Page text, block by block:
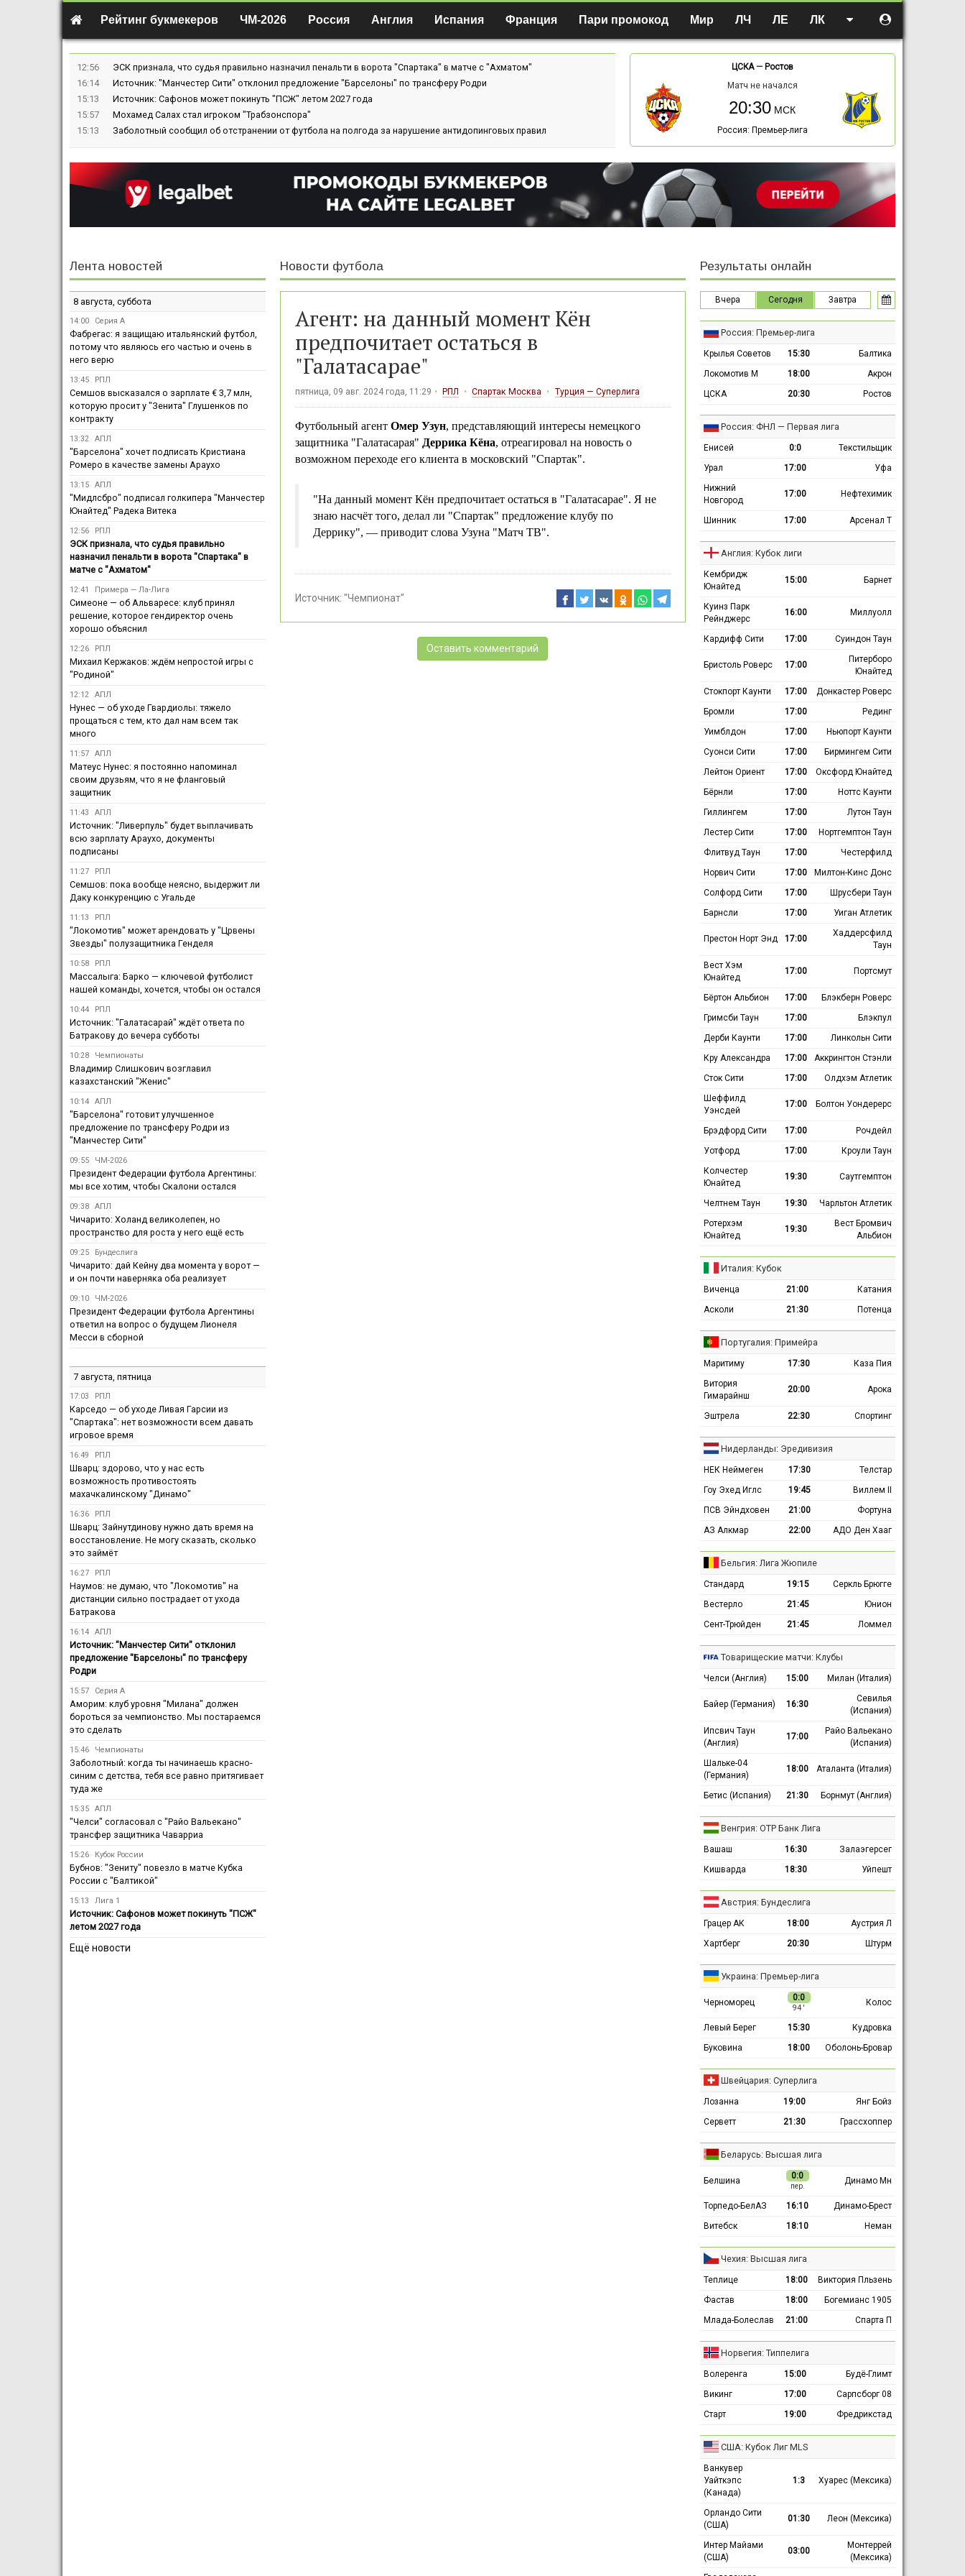
Рейтинг букмекеров ЧМ-2026 Россия Англия Испания Франция Пари промокод Мир ЛЧ ЛЕ ЛК
12:56
ЭСК признала, что судья правильно назначил пенальти в ворота "Спартака" в матче с "Ахматом"
16:14
Источник: "Манчестер Сити" отклонил предложение "Барселоны" по трансферу Родри
15:13
Источник: Сафонов может покинуть "ПСЖ" летом 2027 года
15:57
Мохамед Салах стал игроком "Трабзонспора"
15:13
Заболотный сообщил об отстранении от футбола на полгода за нарушение антидопинговых правил
ЦСКА— Ростов
Матч не начался
20:30
Россия: Премьер-лига
Новости футбола
Агент: на данный момент Кён
предпочитает остаться в
"Галатасарае"
пятница, 09 авг. 2024 года, 11:29 РПЛ Спартак Москва Турция — Суперлига
Футбольный агент Омер Узун, представляющий интересы немецкого
защитника "Галатасарая" Деррика Кёна, отреагировал на новость о
возможном переходе его клиента в московский "Спартак".
"На данный момент Кён предпочитает остаться в "Галатасарае". Я не
знаю насчёт того, делал ли "Спартак" предложение клубу по
Деррику", — приводит слова Узуна "Матч ТВ".
Источник: "Чемпионат"
Оставить комментарий
Лента новостей
8 августа, суббота
14:00 Серия А
Фабрегас: я защищаю итальянский футбол,
потому что являюсь его частью и очень в
него верю
13:45 РПЛ
Семшов высказался о зарплате € 3,7 млн,
которую просит у "Зенита" Глушенков по
контракту
13:32 АПЛ
"Барселона" хочет подписать Кристиана
Ромеро в качестве замены Араухо
13:15 АПЛ
"Мидлсбро" подписал голкипера "Манчестер
Юнайтед" Радека Витека
12:56 РПЛ
ЭСК признала, что судья правильно
назначил пенальти в ворота "Спартака" в
матче с "Ахматом"
12:41 Примера — Ла-Лига
Симеоне — об Альваресе: клуб принял
решение, которое гендиректор очень
хорошо объяснил
12:26 РПЛ
Михаил Кержаков: ждём непростой игры с
"Родиной"
12:12 АПЛ
Нунес — об уходе Гвардиолы: тяжело
прощаться с тем, кто дал нам всем так
много
11:57 АПЛ
Матеус Нунес: я постоянно напоминал
своим друзьям, что я не фланговый
защитник
11:43 АПЛ
Источник: "Ливерпуль" будет выплачивать
всю зарплату Араухо, документы
подписаны
11:27 РПЛ
Семшов: пока вообще неясно, выдержит ли
Даку конкуренцию с Угальде
11:13 РПЛ
"Локомотив" может арендовать у "Црвены
Звезды" полузащитника Генделя
10:58 РПЛ
Массалыга: Барко — ключевой футболист
нашей команды, хочется, чтобы он остался
10:44 РПЛ
Источник: "Галатасарай" ждёт ответа по
Батракову до вечера субботы
10:28 Чемпионаты
Владимир Слишкович возглавил
казахстанский "Женис"
10:14 АПЛ
"Барселона" готовит улучшенное
предложение по трансферу Родри из
"Манчестер Сити"
09:55 ЧМ-2026
Президент Федерации футбола Аргентины:
мы все хотим, чтобы Скалони остался
09:38 АПЛ
Чичарито: Холанд великолепен, но
пространство для роста у него ещё есть
09:25 Бундеслига
Чичарито: дай Кейну два момента у ворот —
и он почти наверняка оба реализует
09:10 ЧМ-2026
Президент Федерации футбола Аргентины
ответил на вопрос о будущем Лионеля
Месси в сборной
7 августа, пятница
17:03 РПЛ
Карседо — об уходе Ливая Гарсии из
"Спартака": нет возможности всем давать
игровое время
16:49 РПЛ
Шварц: здорово, что у нас есть
возможность противостоять
махачкалинскому "Динамо"
16:36 РПЛ
Шварц: Зайнутдинову нужно дать время на
восстановление. Не могу сказать, сколько
это займёт
16:27 РПЛ
Наумов: не думаю, что "Локомотив" на
дистанции сильно пострадает от ухода
Батракова
16:14 АПЛ
Источник: "Манчестер Сити" отклонил
предложение "Барселоны" по трансферу
Родри
15:57 Серия А
Аморим: клуб уровня "Милана" должен
бороться за чемпионство. Мы постараемся
это сделать
15:46 Чемпионаты
Заболотный: когда ты начинаешь красно-
синим с детства, тебя все равно притягивает
туда же
15:35 АПЛ
"Челси" согласовал с "Райо Вальекано"
трансфер защитника Чаварриа
15:26 Кубок России
Бубнов: "Зениту" повезло в матче Кубка
России с "Балтикой"
15:13 Лига 1
Источник: Сафонов может покинуть "ПСЖ"
летом 2027 года
Ещё новости
Результаты онлайн
Вчера Сегодня Завтра
Россия: Премьер-лига
Крылья Советов 15:30
Балтика
Локомотив М
18:00
Акрон
ЦСКА
20:30 Ростов
Россия: ФНЛ — Первая лига
Енисей 0:0
Текстильщик
Урал
17:00
Уфа
Нижний
Новгород
17:00 Нефтехимик
Шинник 17:00 Арсенал Т
Англия: Кубок лиги
Кембридж
Юнайтед
15:00 Барнет
Куинз Парк
Рейнджерс
16:00 Миллуолл
Кардифф Сити 17:00 Суиндон Таун
Бристоль Роверс 17:00
Питерборо
Юнайтед
Стокпорт Каунти
17:00
Донкастер Роверс
Бромли
17:00
Рединг
Уимблдон
17:00
Ньюпорт Каунти
Суонси Сити
17:00
Бирмингем Сити
Лейтон Ориент
17:00
Оксфорд Юнайтед
Бёрнли
17:00
Ноттс Каунти
Гиллингем
17:00
Лутон Таун
Лестер Сити
17:00
Нортгемптон Таун
Флитвуд Таун
17:00
Честерфилд
Норвич Сити
17:00
Милтон-Кинс Донс
Солфорд Сити
17:00
Шрусбери Таун
Барнсли
17:00 Уиган Атлетик
Престон Норт Энд 17:00
Хаддерсфилд
Таун
Вест Хэм
Юнайтед
17:00 Портсмут
Бёртон Альбион 17:00
Блэкберн Роверс
Гримсби Таун
17:00
Блэкпул
Дерби Каунти
17:00
Линкольн Сити
Кру Александра
17:00
Аккрингтон Стэнли
Сток Сити
17:00
Олдхэм Атлетик
Шеффилд
Уэнсдей
17:00 Болтон Уондерерс
Брэдфорд Сити 17:00
Рочдейл
Уотфорд
17:00
Кроули Таун
Колчестер
Юнайтед
19:30 Саутгемптон
Челтнем Таун 19:30
Чарльтон Атлетик
Ротерхэм
Юнайтед
19:30
Вест Бромвич
Альбион
Италия: Кубок
Виченца 21:00
Катания
Асколи
21:30 Потенца
Португалия: Примейра
Маритиму 17:30
Каза Пия
Витория
Гимарайнш
20:00 Арока
Эштрела 22:30 Спортинг
Нидерланды: Эредивизия
НЕК Неймеген 17:30
Телстар
Гоу Эхед Иглс
19:45
Виллем II
ПСВ Эйндховен
21:00
Фортуна
АЗ Алкмар
22:00 АДО Ден Хааг
Бельгия: Лига Жюпиле
Стандард 19:15
Серкль Брюгге
Вестерло
21:45
Юнион
Сент-Трюйден
21:45 Ломмел
Товарищеские матчи: Клубы
Челси (Англия) 15:00 Милан (Италия)
Байер (Германия) 16:30
Севилья
(Испания)
Ипсвич Таун
(Англия)
17:00
Райо Вальекано
(Испания)
Шальке-04
(Германия)
18:00 Аталанта (Италия)
Бетис (Испания) 21:30 Борнмут (Англия)
Венгрия: ОТР Банк Лига
Вашаш 16:30
Залаэгерсег
Кишварда
18:30 Уйпешт
Австрия: Бундеслига
Грацер АК 18:00
Аустрия Л
Хартберг
20:30 Штурм
Украина: Премьер-лига
Черноморец 0:0
94 ′
Колос
Левый Берег 15:30
Кудровка
Буковина
18:00 Оболонь-Бровар
Швейцария: Суперлига
Лозанна 19:00
Янг Бойз
Серветт
21:30 Грассхоппер
Беларусь: Высшая лига
Белшина 0:0
пер.
Динамо Мн
Торпедо-БелАЗ 16:10
Динамо-Брест
Витебск
18:10 Неман
Чехия: Высшая лига
Теплице 18:00
Виктория Пльзень
Фастав
18:00
Богемианс 1905
Млада-Болеслав
21:00 Спарта П
Норвегия: Типпелига
Волеренга 15:00
Будё-Глимт
Викинг
17:00
Сарпсборг 08
Старт
19:00 Фредрикстад
США: Кубок Лиг MLS
Ванкувер
Уайткэпс
(Канада)
1:3 Хуарес (Мексика)
Орландо Сити
(США)
01:30 Леон (Мексика)
Интер Майами
(США)
03:00
Монтеррей
(Мексика)